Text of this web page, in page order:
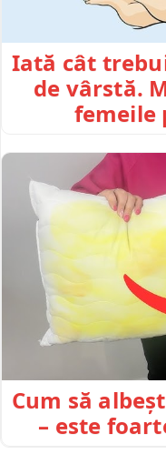
Iată cât
de vârstă.
femeile
Cum să
– este